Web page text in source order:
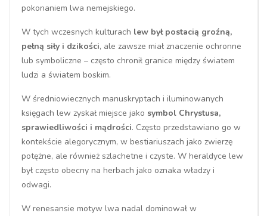
pokonaniem lwa nemejskiego.
W tych wczesnych kulturach lew był postacią groźną,
pełną siły i dzikości, ale zawsze miał znaczenie ochronne
lub symboliczne – często chronił granice między światem
ludzi a światem boskim.
W średniowiecznych manuskryptach i iluminowanych
księgach lew zyskał miejsce jako symbol Chrystusa,
sprawiedliwości i mądrości. Często przedstawiano go w
kontekście alegorycznym, w bestiariuszach jako zwierzę
potężne, ale również szlachetne i czyste. W heraldyce lew
był często obecny na herbach jako oznaka władzy i
odwagi.
W renesansie motyw lwa nadal dominował w